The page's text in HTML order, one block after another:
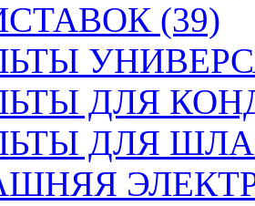
(39)
ДЛЯ
ДЛЯ